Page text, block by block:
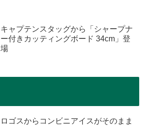
キャプテンスタッグから「シャープナ
ー付きカッティングボード 34cm」登
場
ロゴスからコンビニアイスがそのまま